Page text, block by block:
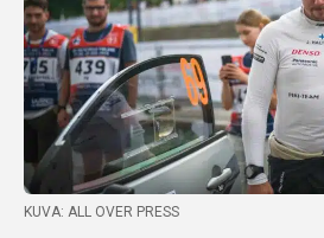
KUVA: ALL OVER PRESS